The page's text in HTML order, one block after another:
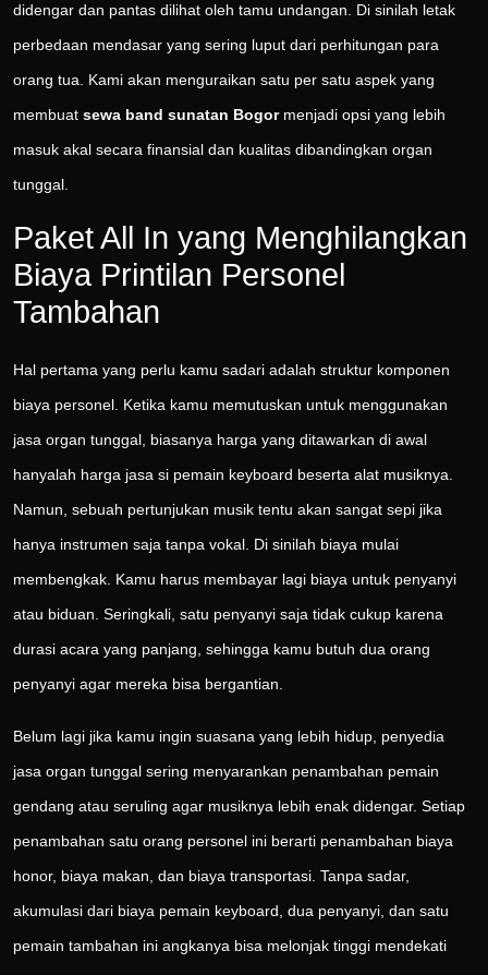
didengar dan pantas dilihat oleh tamu undangan. Di sinilah letak
perbedaan mendasar yang sering luput dari perhitungan para
orang tua. Kami akan menguraikan satu per satu aspek yang
membuat sewa band sunatan Bogormenjadi opsi yang lebih
masuk akal secara finansial dan kualitas dibandingkan organ
tunggal.
Paket All In yang Menghilangkan
Biaya Printilan Personel
Tambahan
Hal pertama yang perlu kamu sadari adalah struktur komponen
biaya personel. Ketika kamu memutuskan untuk menggunakan
jasa organ tunggal, biasanya harga yang ditawarkan di awal
hanyalah harga jasa si pemain keyboard beserta alat musiknya.
Namun, sebuah pertunjukan musik tentu akan sangat sepi jika
hanya instrumen saja tanpa vokal. Di sinilah biaya mulai
membengkak. Kamu harus membayar lagi biaya untuk penyanyi
atau biduan. Seringkali, satu penyanyi saja tidak cukup karena
durasi acara yang panjang, sehingga kamu butuh dua orang
penyanyi agar mereka bisa bergantian.
Belum lagi jika kamu ingin suasana yang lebih hidup, penyedia
jasa organ tunggal sering menyarankan penambahan pemain
gendang atau seruling agar musiknya lebih enak didengar. Setiap
penambahan satu orang personel ini berarti penambahan biaya
honor, biaya makan, dan biaya transportasi. Tanpa sadar,
akumulasi dari biaya pemain keyboard, dua penyanyi, dan satu
pemain tambahan ini angkanya bisa melonjak tinggi mendekati